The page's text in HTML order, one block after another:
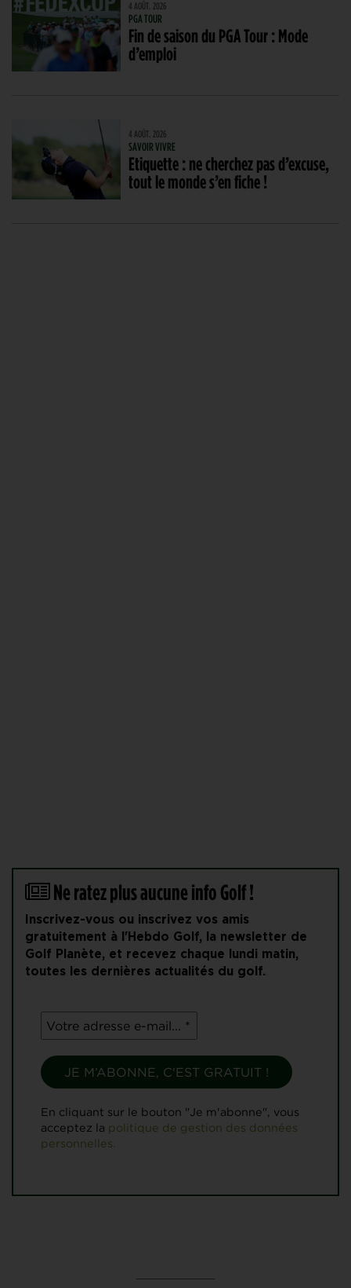
4 AOÛT. 2026
PGA TOUR
Fin de saison du PGA Tour : Mode
d’emploi
4 AOÛT. 2026
SAVOIR VIVRE
Etiquette : ne cherchez pas d’excuse,
tout le monde s’en fiche !
Ne ratez plus aucune info Golf !
Inscrivez-vous ou inscrivez vos amis
gratuitement à l'Hebdo Golf, la newsletter de
Golf Planète, et recevez chaque lundi matin,
toutes les dernières actualités du golf.
En cliquant sur le bouton "Je m'abonne", vous
acceptez la politique de gestion des données
personnelles.